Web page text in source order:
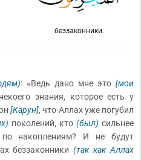
беззаконники.
: «Ведь дано мне это [мои
знания, которое есть у
[Карун], что Аллах уже погубил
поколений, кто (был) сильнее
накоплениям? И не будут
беззаконники(так как Аллах